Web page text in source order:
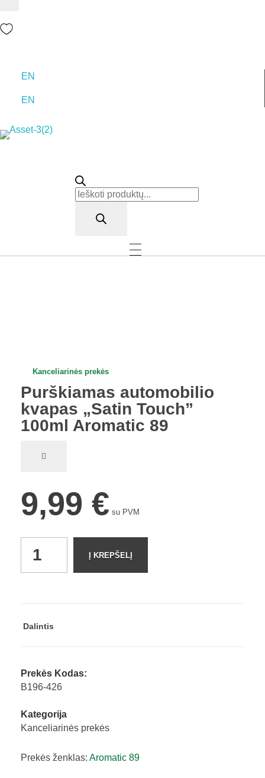
EN
EN
Products
search
Kanceliarinės prekės
Purškiamas automobilio
kvapas „Satin Touch”
100ml Aromatic 89
9,99 € su PVM
automobilio
kvapas
100ml
quantity
Į KREPŠELĮ
Dalintis
Prekės Kodas:
B196-426
Kategorija
Kanceliarinės prekės
Prekės ženklas: Aromatic 89